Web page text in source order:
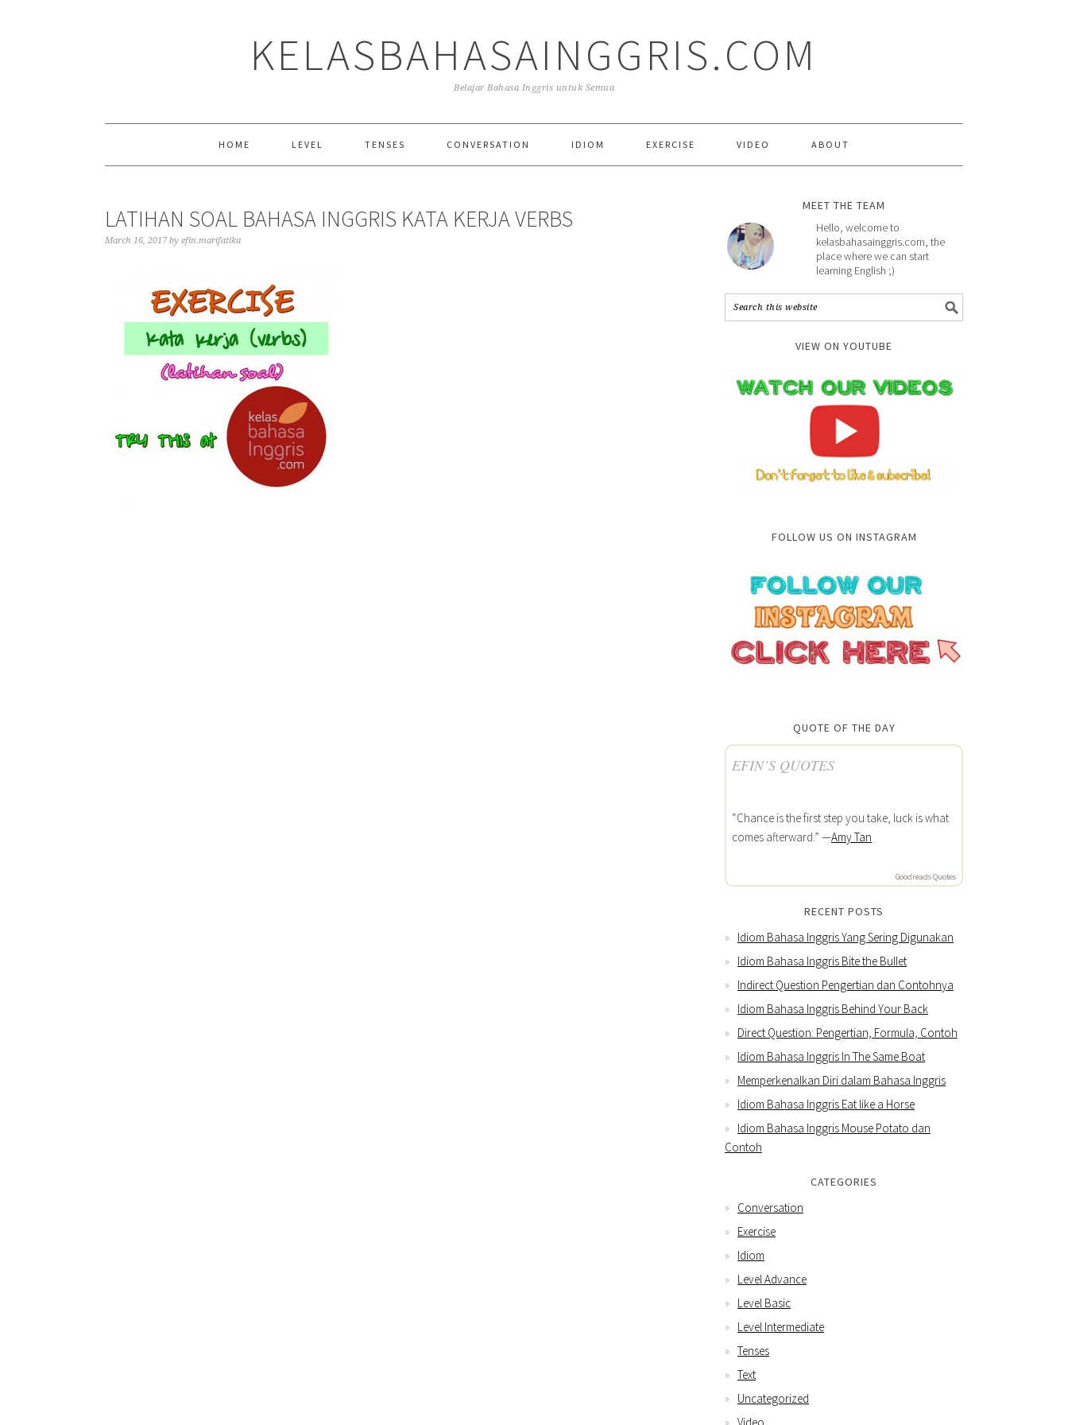
KELASBAHASAINGGRIS.COM
Belajar Bahasa Inggris untuk Semua
HOME LEVEL TENSES CONVERSATION IDIOM EXERCISE VIDEO ABOUT
LATIHAN SOAL BAHASA INGGRIS KATA KERJA VERBS
March 16, 2017 by efin.marifatika
MEET THE TEAM
Hello, welcome to
kelasbahasainggris.com, the
place where we can start
learning English ;)
VIEW ON YOUTUBE
FOLLOW US ON INSTAGRAM
QUOTE OF THE DAY
EFIN’S QUOTES
“Chance is the first step you take, luck is what
comes afterward.” —Amy Tan
Goodreads Quotes
RECENT POSTS
Idiom Bahasa Inggris Yang Sering Digunakan
Idiom Bahasa Inggris Bite the Bullet
Indirect Question Pengertian dan Contohnya
Idiom Bahasa Inggris Behind Your Back
Direct Question: Pengertian, Formula, Contoh
Idiom Bahasa Inggris In The Same Boat
Memperkenalkan Diri dalam Bahasa Inggris
Idiom Bahasa Inggris Eat like a Horse
Idiom Bahasa Inggris Mouse Potato dan
Contoh
CATEGORIES
Conversation
Exercise
Idiom
Level Advance
Level Basic
Level Intermediate
Tenses
Text
Uncategorized
Video